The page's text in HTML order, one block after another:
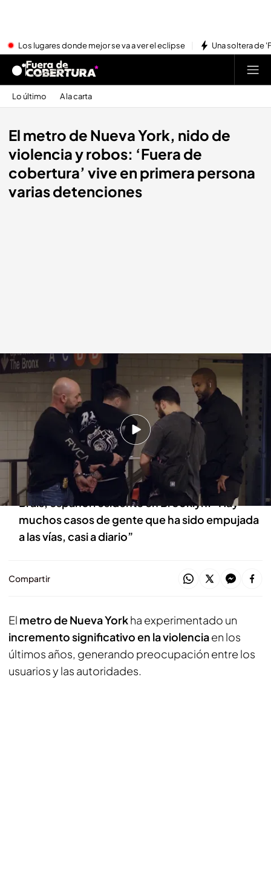
Los lugares donde mejor se va a ver el eclipse Una soltera de
Lo último A la carta
El metro de Nueva York, nido de
violencia y robos: ‘Fuera de
cobertura’ vive en primera persona
varias detenciones
Alejandra Andrade, en el metro de Nueva York, presencia una detención
Fuera de cobertura
03 MAR 2025 - 23:45h.
Uno de los lugares donde más está trabajando
la Policía es en el metro Nueva York: se han
instalado comisarías dentro
Brais, español residente en Brooklyn: “Hay
muchos casos de gente que ha sido empujada
a las vías, casi a diario”
Compartir
El metro de Nueva Yorkha experimentado un
incremento significativo en la violenciaen los
últimos años, generando preocupación entre los
usuarios y las autoridades.